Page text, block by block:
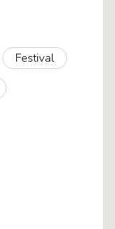
Festival